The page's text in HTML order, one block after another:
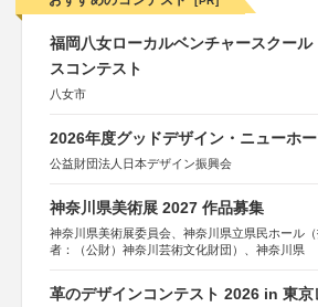
福岡八女ローカルベンチャースクール
スコンテスト
八女市
2026年度グッドデザイン・ニューホ
公益財団法人日本デザイン振興会
神奈川県美術展 2027 作品募集
神奈川県美術展委員会、神奈川県立県民ホール
者：（公財）神奈川芸術文化財団）、神奈川県
革のデザインコンテスト 2026 in 東京